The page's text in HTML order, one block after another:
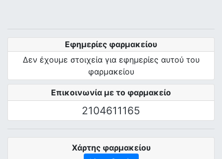
Επικοινωνία με το φαρμακείο
2104611165
Εφημερίες φαρμακείου
Δεν έχουμε στοιχεία για εφημερίες αυτού του
φαρμακείου
Χάρτης φαρμακείου